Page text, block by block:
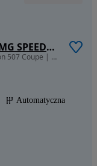
Mercedes-Benz Klasa C 63 AMG AMG SPEEDSHIFT MCT Edition 507
6208 cm3 • 507 KM • Mercedes C63 AMG Edition 507 Coupe | Mars Red | Carfax | EU Spec
Automatyczna